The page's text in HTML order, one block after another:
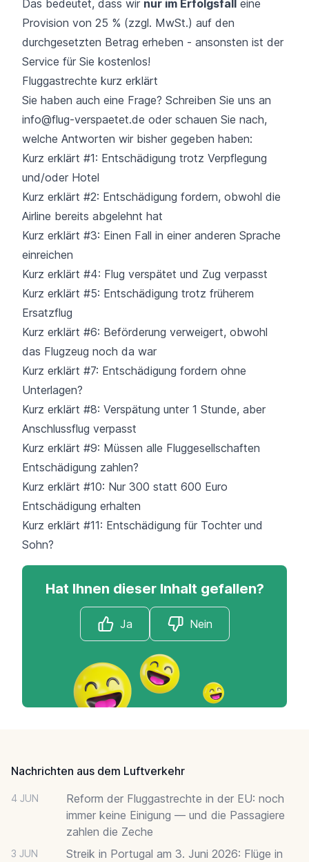
Das bedeutet, dass wir nur im Erfolgsfall
eine
Provision von 25 % (zzgl. MwSt.) auf den
durchgesetzten Betrag erheben - ansonsten ist der
Service für Sie kostenlos!
Fluggastrechte kurz erklärt
Sie haben auch eine Frage? Schreiben Sie uns an
info@flug-verspaetet.de oder schauen Sie nach,
welche Antworten wir bisher gegeben haben:
Kurz erklärt #1: Entschädigung trotz Verpflegung
und/oder Hotel
Kurz erklärt #2: Entschädigung fordern, obwohl die
Airline bereits abgelehnt hat
Kurz erklärt #3: Einen Fall in einer anderen Sprache
einreichen
Kurz erklärt #4: Flug verspätet und Zug verpasst
Kurz erklärt #5: Entschädigung trotz früherem
Ersatzflug
Kurz erklärt #6: Beförderung verweigert, obwohl
das Flugzeug noch da war
Kurz erklärt #7: Entschädigung fordern ohne
Unterlagen?
Kurz erklärt #8: Verspätung unter 1 Stunde, aber
Anschlussflug verpasst
Kurz erklärt #9: Müssen alle Fluggesellschaften
Entschädigung zahlen?
Kurz erklärt #10: Nur 300 statt 600 Euro
Entschädigung erhalten
Kurz erklärt #11: Entschädigung für Tochter und
Sohn?
Hat Ihnen dieser Inhalt gefallen?
Ja Nein
Nachrichten aus dem Luftverkehr
4 JUN
Reform der Fluggastrechte in der EU: noch
immer keine Einigung — und die Passagiere
zahlen die Zeche
3 JUN
Streik in Portugal am 3. Juni 2026: Flüge in